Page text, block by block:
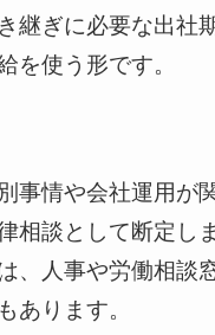
継ぎに必要な出社
を使う形です。
事情や会社運用が
相談として断定し
、人事や労働相談
あります。